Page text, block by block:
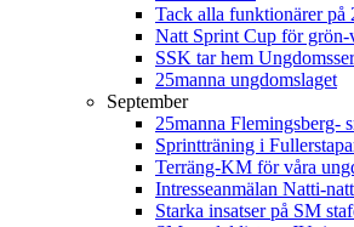
Tack alla funktionärer på
Natt Sprint Cup för
SSK tar hem
25manna ungdomslaget
September
25manna Flemingsberg-
Sprintträning i
Terräng-KM för våra
Intresseanmälan Natti-
Starka insatser på SM